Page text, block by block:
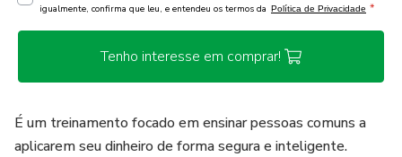
igualmente, confirma que leu, e entendeu os termos da Política de Privacidade *
Tenho interesse em comprar!
É um treinamento focado em ensinar pessoas comuns a
aplicarem seu dinheiro de forma segura e inteligente.